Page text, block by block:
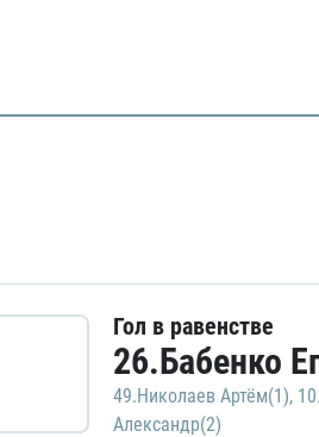
Гол в равенстве
26.Бабенко
49.Николаев Артём(1),
Александр(2)